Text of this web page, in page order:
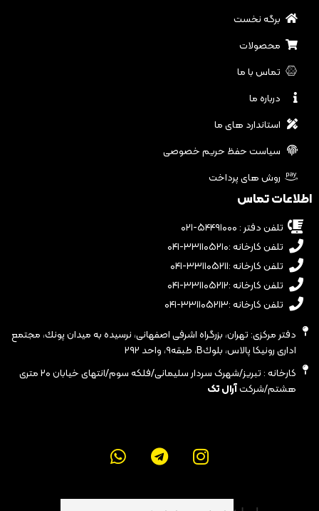
برگه نخست
محصولات
تماس با ما
درباره ما
استاندارد های ما
سیاست حفظ حریم خصوصی
روش های پرداخت
اطلاعات تماس
تلفن دفتر : ۵۴۴۹۱۰۰۰-۰۲۱
تلفن کارخانه :۳۳۱۱۰۵۲۱۰-۰۴۱
تلفن کارخانه :۳۳۱۱۰۵۲۱۱-۰۴۱
تلفن کارخانه :۳۳۱۱۰۵۲۱۲-۰۴۱
تلفن کارخانه :۳۳۱۱۰۵۲۱۳-۰۴۱
دفتر مرکزی: تهران، بزرگراه اشرفى اصفهانى، نرسيده به ميدان پونك، مجتمع
ادارى رونيكا پالاس، بلوكB، طبقه٩، واحد ٢٩٢
کارخانه : تبریز/شهرک سردار سلیمانی/فلکه سوم/انتهای خیابان ۲۰ متری
هشتم/شرکتآرال تک